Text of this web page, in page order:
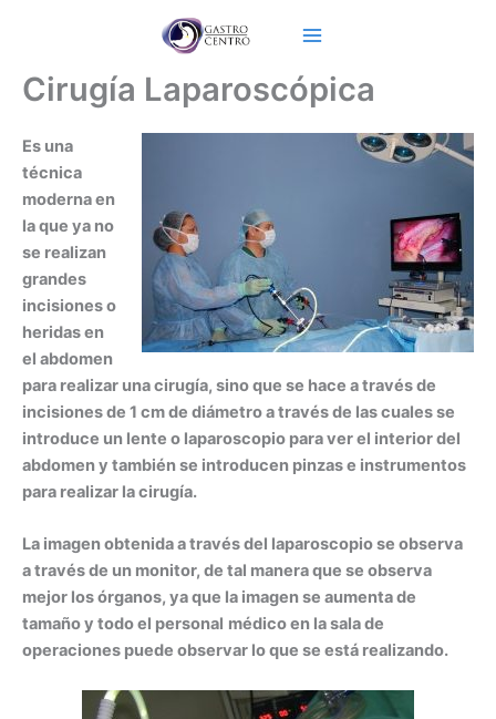
Cirugía Laparoscópica
Es una
técnica
moderna en
la que ya no
se realizan
grandes
incisiones o
heridas en
el abdomen
para realizar una cirugía, sino que se hace a través de
incisiones de 1 cm de diámetro a través de las cuales se
introduce un lente o laparoscopio para ver el interior del
abdomen y también se introducen pinzas e instrumentos
para realizar la cirugía.
La imagen obtenida a través del laparoscopio se observa
a través de un monitor, de tal manera que se observa
mejor los órganos, ya que la imagen se aumenta de
tamaño y todo el personal médico en la sala de
operaciones puede observar lo que se está realizando.